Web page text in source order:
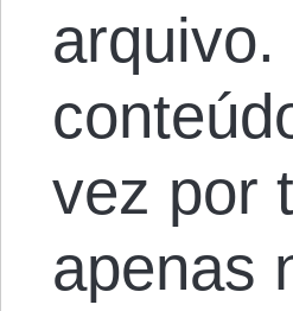
vez por
apenas